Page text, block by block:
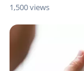
1,500 views